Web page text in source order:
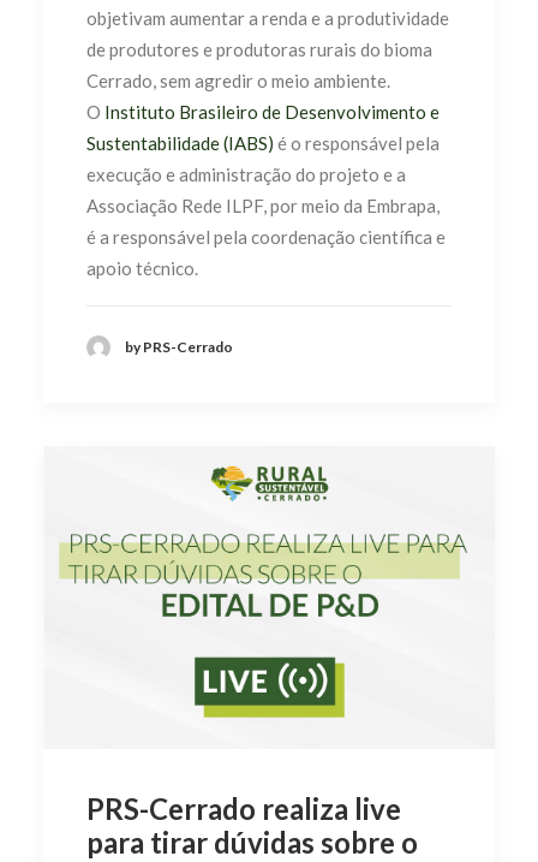
objetivam aumentar a renda e a produtividade
de produtores e produtoras rurais do bioma
Cerrado, sem agredir o meio ambiente.
O Instituto Brasileiro de Desenvolvimento e
Sustentabilidade (IABS) é o responsável pela
execução e administração do projeto e a
Associação Rede ILPF, por meio da Embrapa,
é a responsável pela coordenação científica e
apoio técnico.
by PRS-Cerrado
PRS-Cerrado realiza live
para tirar dúvidas sobre o